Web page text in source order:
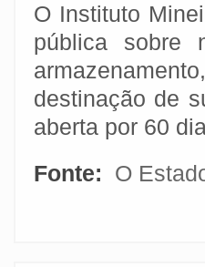
O Instituto
pública sobre
destinação de
aberta por 60
Fonte:
O